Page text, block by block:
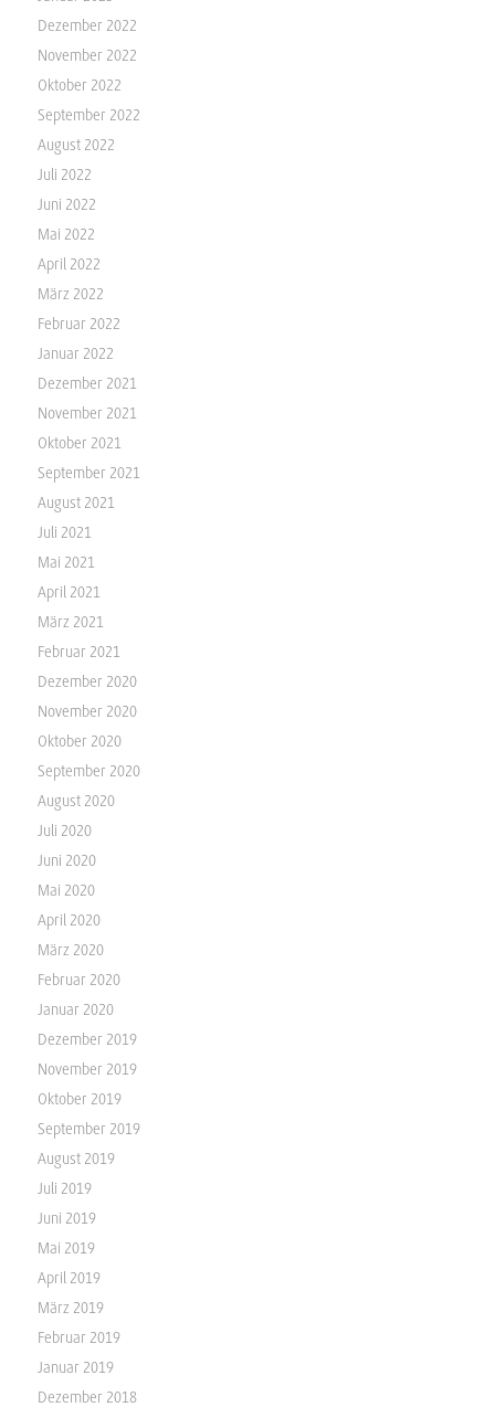
Dezember 2022
November 2022
Oktober 2022
September 2022
August 2022
Juli 2022
Juni 2022
Mai 2022
April 2022
März 2022
Februar 2022
Januar 2022
Dezember 2021
November 2021
Oktober 2021
September 2021
August 2021
Juli 2021
Mai 2021
April 2021
März 2021
Februar 2021
Dezember 2020
November 2020
Oktober 2020
September 2020
August 2020
Juli 2020
Juni 2020
Mai 2020
April 2020
März 2020
Februar 2020
Januar 2020
Dezember 2019
November 2019
Oktober 2019
September 2019
August 2019
Juli 2019
Juni 2019
Mai 2019
April 2019
März 2019
Februar 2019
Januar 2019
Dezember 2018